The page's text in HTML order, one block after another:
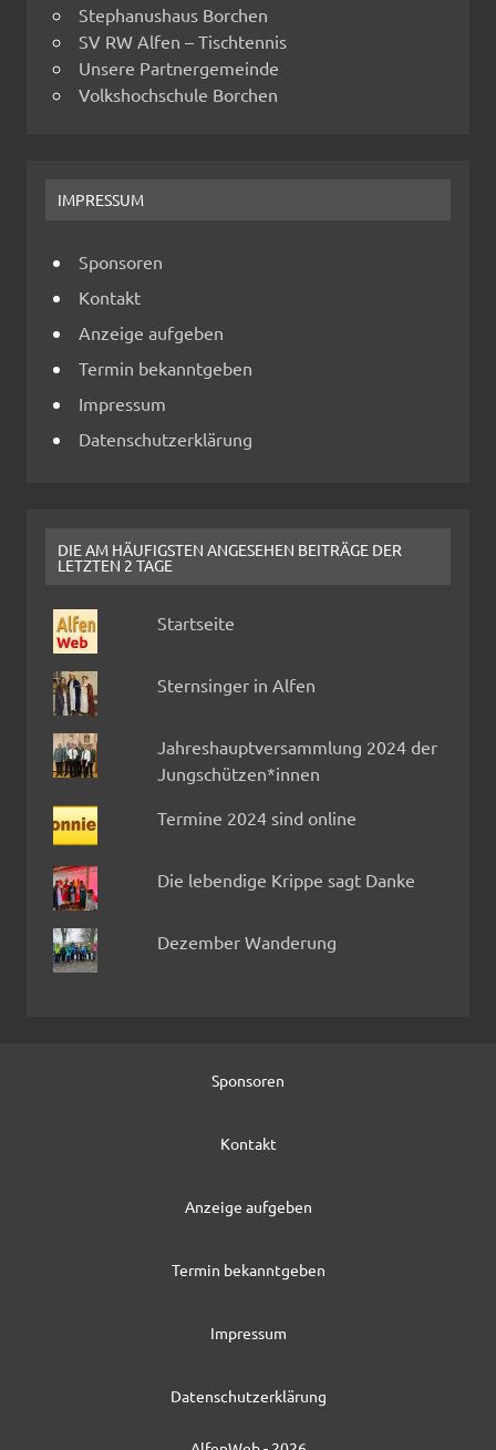
Stephanushaus Borchen
SV RW Alfen – Tischtennis
Unsere Partnergemeinde
Volkshochschule Borchen
IMPRESSUM
Sponsoren
Kontakt
Anzeige aufgeben
Termin bekanntgeben
Impressum
Datenschutzerklärung
DIE AM HÄUFIGSTEN ANGESEHEN BEITRÄGE DER
LETZTEN 2 TAGE
Startseite
Sternsinger in Alfen
Jahreshauptversammlung 2024 der
Jungschützen*innen
Termine 2024 sind online
Die lebendige Krippe sagt Danke
Dezember Wanderung
Sponsoren
Kontakt
Anzeige aufgeben
Termin bekanntgeben
Impressum
Datenschutzerklärung